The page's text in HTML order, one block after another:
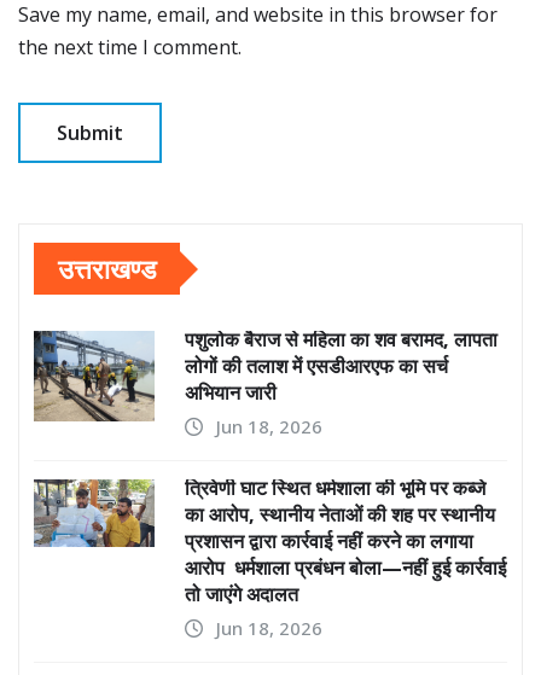
Save my name, email, and website in this browser for
the next time I comment.
उत्तराखण्ड
पशुलोक बैराज से महिला का शव बरामद, लापता
लोगों की तलाश में एसडीआरएफ का सर्च
अभियान जारी
Jun 18, 2026
त्रिवेणी घाट स्थित धर्मशाला की भूमि पर कब्जे
का आरोप, स्थानीय नेताओं की शह पर स्थानीय
प्रशासन द्वारा कार्रवाई नहीं करने का लगाया
आरोप धर्मशाला प्रबंधन बोला—नहीं हुई कार्रवाई
तो जाएंगे अदालत
Jun 18, 2026